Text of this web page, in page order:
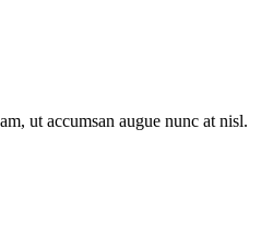
ut accumsan augue nunc at nisl.